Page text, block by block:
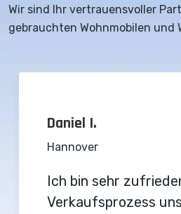
Wir sind Ihr vertrauensvoller
gebrauchten Wohnmobilen und
Daniel I.
Hannover
Ich bin sehr
Verkaufsprozess